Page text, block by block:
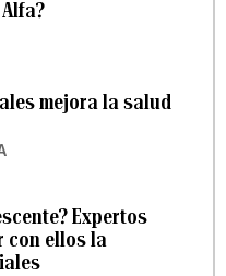
mejora la salud
Expertos
con ellos la